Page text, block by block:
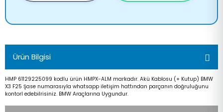
Ürün Bilgisi
HMP 61129225099 kodlu ürün HMPX-ALM markadır. Akü Kablosu (+ Kutup) BMW
X3 F25 Şase numarasıyla whatsapp iletişim hattından parçanın doğruluğunu
kontorl edebilrisiniz. BMW Araçlarına Uygundur.